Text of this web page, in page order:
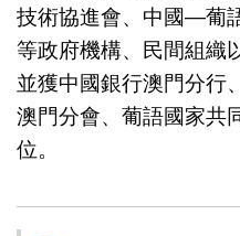
技術協進會、中國—葡
等政府機構、民間組織
並獲中國銀行澳門分行
澳門分會、葡語國家共
位。